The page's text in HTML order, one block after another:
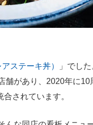
ステーキ丼）
」でし
舗があり、2020年に
されています。